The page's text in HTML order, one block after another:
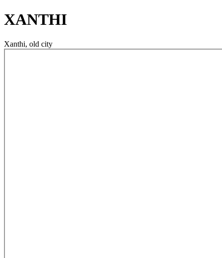
XANTHI
Xanthi, old city